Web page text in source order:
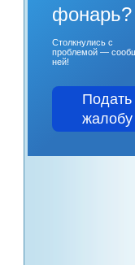
фонарь?
Столкнулись с
проблемой —
ней!
Подать
жалобу